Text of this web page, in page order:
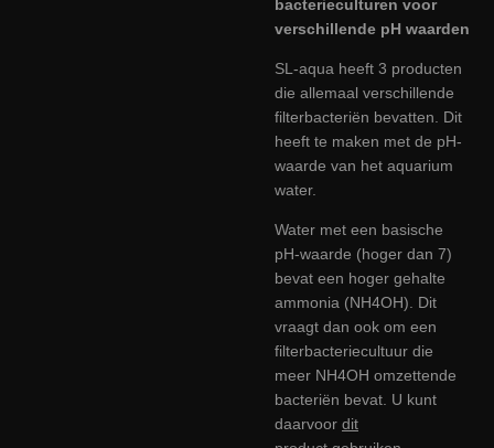
bacterieculturen voor
verschillende pH waarden
SL-aqua heeft 3 producten
die allemaal verschillende
filterbacteriën bevatten. Dit
heeft te maken met de pH-
waarde van het aquarium
water.
Water met een basische
pH-waarde (hoger dan 7)
bevat een hoger gehalte
ammonia (NH4OH). Dit
vraagt dan ook om een
filterbacteriecultuur die
meer NH4OH omzettende
bacteriën bevat. U kunt
daarvoor dit